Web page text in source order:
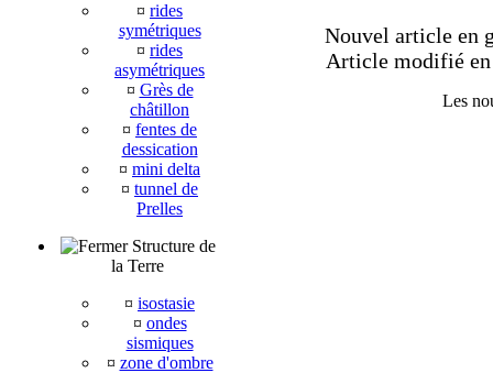
¤ rides
symétriques
¤ rides
asymétriques
¤ Grès de
châtillon
¤ fentes de
dessication
¤ mini delta
¤ tunnel de
Prelles
Structure de
la Terre
¤ isostasie
¤ ondes
sismiques
¤ zone d'ombre
Nouvel article en
Article modifié
Les